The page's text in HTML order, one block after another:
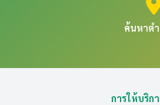
ค้นหาต
การให้บริก